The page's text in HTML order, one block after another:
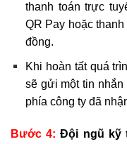
thanh toán trực
QR Pay hoặc
đồng.
Khi hoàn tất quá
sẽ gửi một tin nhắn
phía công ty đã
Bước 4: Đội ngũ kỹ